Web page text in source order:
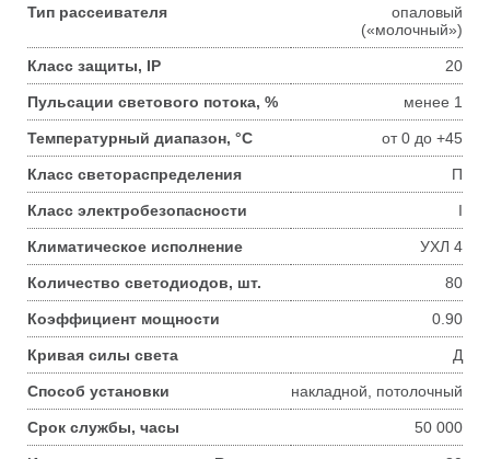
Тип рассеивателя
опаловый
(«молочный»)
Класс защиты, IP 20
Пульсации светового потока, % менее 1
Температурный диапазон, °С от 0 до +45
Класс светораспределения П
Класс электробезопасности I
Климатическое исполнение УХЛ 4
Количество светодиодов, шт. 80
Коэффициент мощности 0.90
Кривая силы света Д
Способ установки накладной, потолочный
Срок службы, часы 50 000